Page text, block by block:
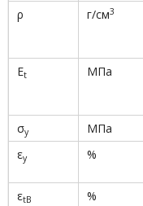
ρ г/см3
Et МПа
σy МПа
εy %
εtB %